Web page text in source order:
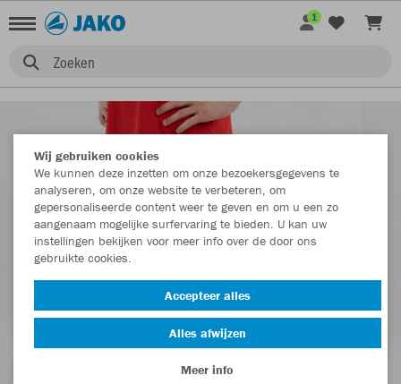
Zoeken
1
Wij gebruiken cookies
We kunnen deze inzetten om onze bezoekersgegevens te
analyseren, om onze website te verbeteren, om
gepersonaliseerde content weer te geven en om u een zo
aangenaam mogelijke surfervaring te bieden. U kan uw
instellingen bekijken voor meer info over de door ons
gebruikte cookies.
Accepteer alles
Alles afwijzen
Meer info